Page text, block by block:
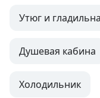
Утюг и
Душевая кабина
Холодильник